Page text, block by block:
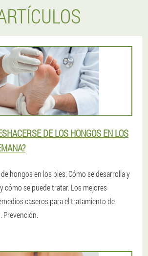
DE LOS HONGOS EN LOS
hongos en los pies. Cómo se desarrolla y
cómo se puede tratar. Los mejores
caseros para el tratamiento de
Prevención.